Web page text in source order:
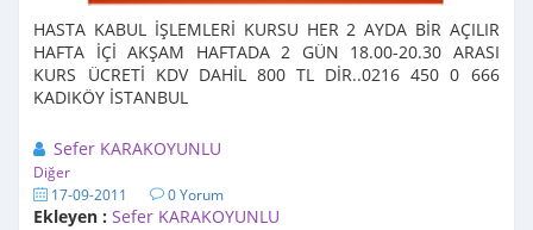
HASTA KABUL İŞLEMLERİ KURSU HER 2 AYDA BİR AÇILIR
HAFTA İÇİ AKŞAM HAFTADA 2 GÜN 18.00-20.30 ARASI
KURS ÜCRETİ KDV DAHİL 800 TL DİR..0216 450 0 666
KADIKÖY İSTANBUL
Sefer KARAKOYUNLU
Diğer
17-09-2011 0 Yorum
Ekleyen : Sefer KARAKOYUNLU